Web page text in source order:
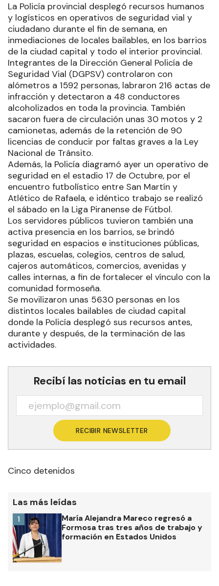
La Policía provincial desplegó recursos humanos
y logísticos en operativos de seguridad vial y
ciudadano durante el fin de semana, en
inmediaciones de locales bailables, en los barrios
de la ciudad capital y todo el interior provincial.
Integrantes de la Dirección General Policía de
Seguridad Vial (DGPSV) controlaron con
alómetros a 1592 personas, labraron 216 actas de
infracción y detectaron a 48 conductores
alcoholizados en toda la provincia. También
sacaron fuera de circulación unas 30 motos y 2
camionetas, además de la retención de 90
licencias de conducir por faltas graves a la Ley
Nacional de Tránsito.
Además, la Policía diagramó ayer un operativo de
seguridad en el estadio 17 de Octubre, por el
encuentro futbolístico entre San Martín y
Atlético de Rafaela, e idéntico trabajo se realizó
el sábado en la Liga Piranense de Fútbol.
Los servidores públicos tuvieron también una
activa presencia en los barrios, se brindó
seguridad en espacios e instituciones públicas,
plazas, escuelas, colegios, centros de salud,
cajeros automáticos, comercios, avenidas y
calles internas, a fin de fortalecer el vínculo con la
comunidad formoseña.
Se movilizaron unas 5630 personas en los
distintos locales bailables de ciudad capital
donde la Policía desplegó sus recursos antes,
durante y después, de la terminación de las
actividades.
Recibí las noticias en tu email
RECIBIR NEWSLETTER
Cinco detenidos
Las más leídas
María Alejandra Mareco regresó a
Formosa tras tres años de trabajo y
formación en Estados Unidos
1